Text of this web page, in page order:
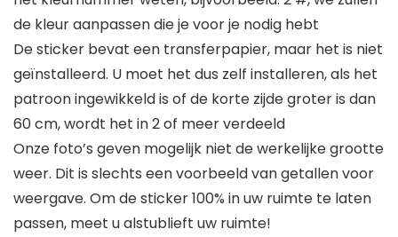
de kleur aanpassen die je voor je nodig hebt
De sticker bevat een transferpapier, maar het is niet
geïnstalleerd. U moet het dus zelf installeren, als het
patroon ingewikkeld is of de korte zijde groter is dan
60 cm, wordt het in 2 of meer verdeeld
Onze foto’s geven mogelijk niet de werkelijke grootte
weer. Dit is slechts een voorbeeld van getallen voor
weergave. Om de sticker 100% in uw ruimte te laten
passen, meet u alstublieft uw ruimte!